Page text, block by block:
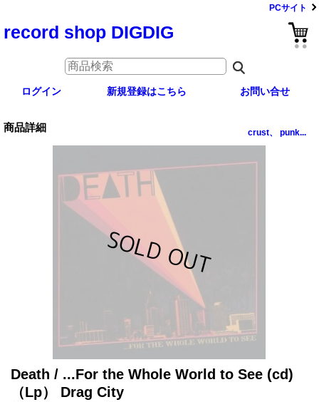
PCサイト
record shop DIGDIG
ログイン 新規登録はこちら お問い合せ
商品詳細 crust、 punk...
Death / ...For the Whole World to See (cd)
（Lp） Drag City